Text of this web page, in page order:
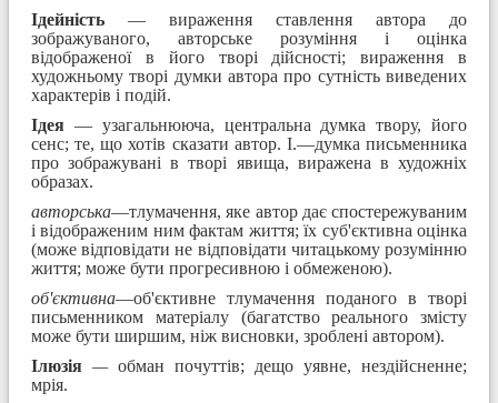
Ідейність — вираження ставлення автора до
зображуваного, авторське розуміння і оцінка
відображеної в його творі дійсності; вираження в
художньому творі думки автора про сутність виведених
характерів і подій.
Ідея — узагальнююча, центральна думка твору, його
сенс; те, що хотів сказати автор. І.—думка письменника
про зображувані в творі явища, виражена в художніх
образах.
авторська—тлумачення, яке автор дає спостережуваним
і відображеним ним фактам життя; їх суб'єктивна оцінка
(може відповідати не відповідати читацькому розумінню
життя; може бути прогресивною і обмеженою).
об'єктивна—об'єктивне тлумачення поданого в творі
письменником матеріалу (багатство реального змісту
може бути ширшим, ніж висновки, зроблені автором).
Ілюзія — обман почуттів; дещо уявне, нездійсненне;
мрія.